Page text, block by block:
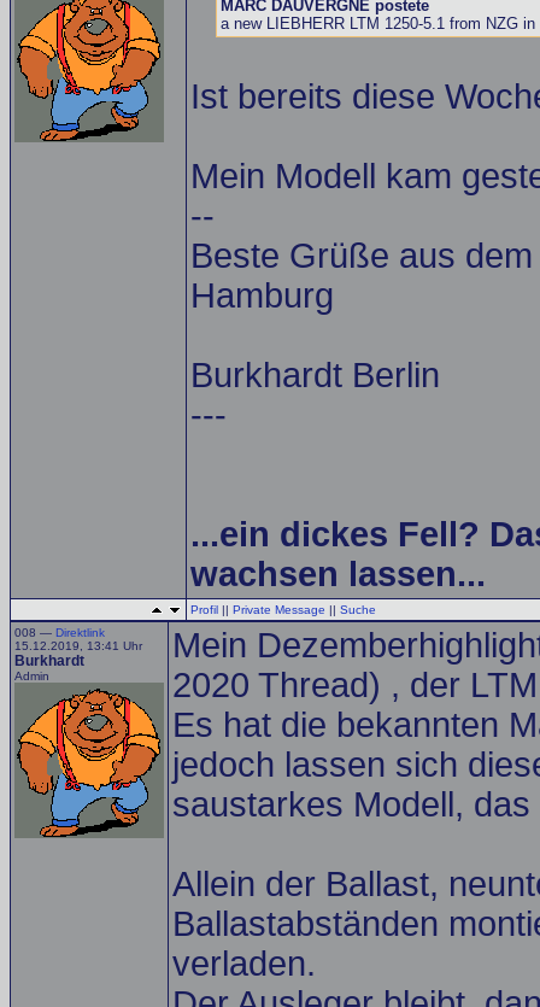
MARC DAUVERGNE postete
a new LIEBHERR LTM 1250-5.1 from NZG
Ist bereits diese
Mein Modell kam
--
Beste Grüße aus
Hamburg
Burkhardt Berlin
---
...ein dickes Fell?
wachsen lassen...
Profil || Private Message || Suche
008 — Direktlink
15.12.2019, 13:41 Uhr
Burkhardt
Admin
Mein
2020 Thread) , der
Es hat die bekannten
jedoch lassen sich
saustarkes Modell,
Allein der Ballast,
Ballastabständen
verladen.